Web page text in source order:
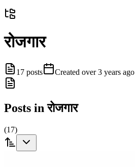
रोजगार
17 posts Created over 3 years ago
Posts inरोजगार
(17)